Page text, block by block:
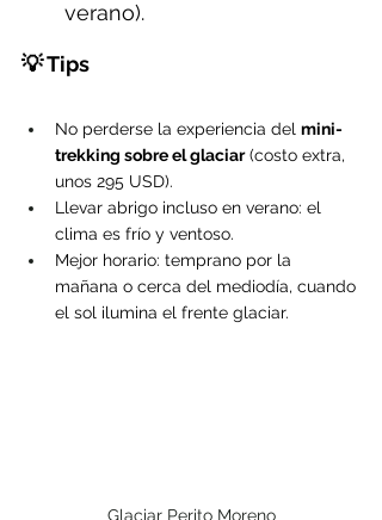
verano).
💡 Tips
No perderse la experiencia del mini-
trekking sobre el glaciar (costo extra,
unos 295 USD).
Llevar abrigo incluso en verano: el
clima es frío y ventoso.
Mejor horario: temprano por la
mañana o cerca del mediodía, cuando
el sol ilumina el frente glaciar.
Glaciar Perito Moreno